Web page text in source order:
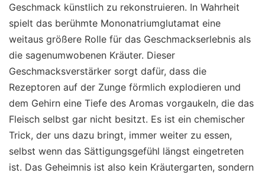
Geschmack künstlich zu rekonstruieren. In Wahrheit
spielt das berühmte Mononatriumglutamat eine
weitaus größere Rolle für das Geschmackserlebnis als
die sagenumwobenen Kräuter. Dieser
Geschmacksverstärker sorgt dafür, dass die
Rezeptoren auf der Zunge förmlich explodieren und
dem Gehirn eine Tiefe des Aromas vorgaukeln, die das
Fleisch selbst gar nicht besitzt. Es ist ein chemischer
Trick, der uns dazu bringt, immer weiter zu essen,
selbst wenn das Sättigungsgefühl längst eingetreten
ist. Das Geheimnis ist also kein Kräutergarten, sondern